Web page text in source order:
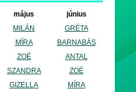
május
MILÁN
MÍRA
ZOÉ
SZANDRA
GIZELLA
június
GRÉTA
BARNABÁS
ANTAL
ZOÉ
MÍRA